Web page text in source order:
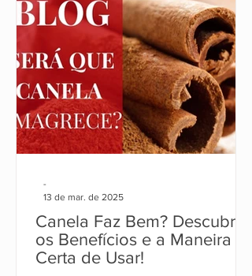
Canela Faz Bem? Descubra
os Benefícios e a Maneira
Certa de Usar!
-
13 de mar. de 2025